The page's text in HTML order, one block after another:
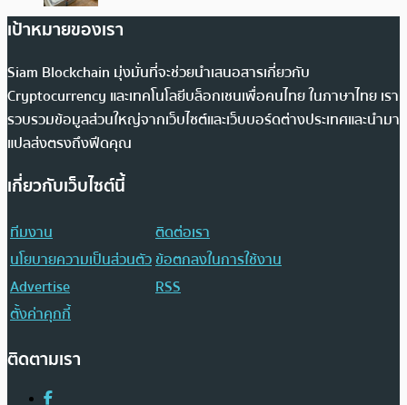
เป้าหมายของเรา
Siam Blockchain มุ่งมั่นที่จะช่วยนำเสนอสารเกี่ยวกับ
Cryptocurrency และเทคโนโลยีบล็อกเชนเพื่อคนไทย ในภาษาไทย เรา
รวบรวมข้อมูลส่วนใหญ่จากเว็บไซต์และเว็บบอร์ดต่างประเทศและนำมา
แปลส่งตรงถึงฟีดคุณ
เกี่ยวกับเว็บไซต์นี้
ทีมงาน
ติดต่อเรา
นโยบายความเป็นส่วนตัวข้อตกลงในการใช้งาน
Advertise
RSS
ตั้งค่าคุกกี้
ติดตามเรา